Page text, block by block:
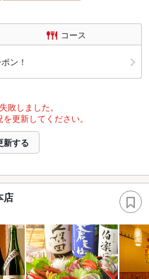
コース
ン！
敗しました。
更新してください。
新する
店